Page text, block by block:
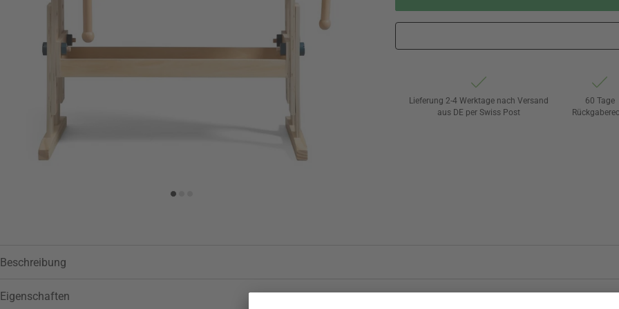
Lieferung 2-4 Werktage nach Versand
aus DE per Swiss Post
60 Tage
Beschreibung
Eigenschaften